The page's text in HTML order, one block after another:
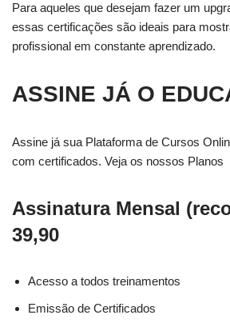
Para aqueles que desejam fazer um
essas certificações são ideais para
profissional em constante aprendizado.
ASSINE JÁ O
Assine já sua Plataforma de Cursos
com certificados. Veja os nossos Planos
Assinatura Mensal
39,90
Acesso a todos treinamentos
Emissão de Certificados